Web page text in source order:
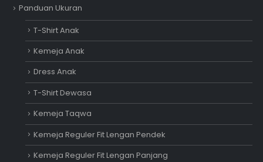
Panduan Ukuran
T-Shirt Anak
Kemeja Anak
Dress Anak
T-Shirt Dewasa
Kemeja Taqwa
Kemeja Reguler Fit Lengan Pendek
Kemeja Reguler Fit Lengan Panjang